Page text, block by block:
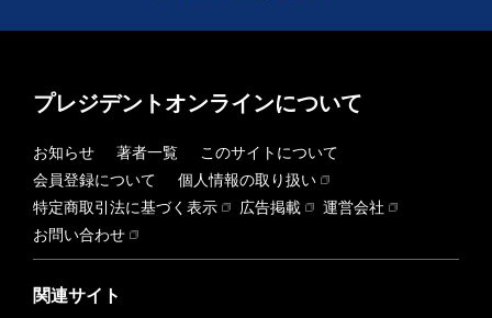
プレジデントオンラインについて
お知らせ 著者一覧
このサイトについて
会員登録について
個人情報の取り扱い
特定商取引法に基づく表示
広告掲載
運営会社
お問い合わせ
関連サイト